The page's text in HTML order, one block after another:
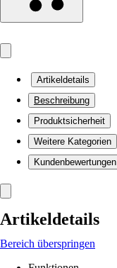
Artikeldetails
Beschreibung
Produktsicherheit
Weitere Kategorien
Kundenbewertungen
Artikeldetails
Bereich überspringen